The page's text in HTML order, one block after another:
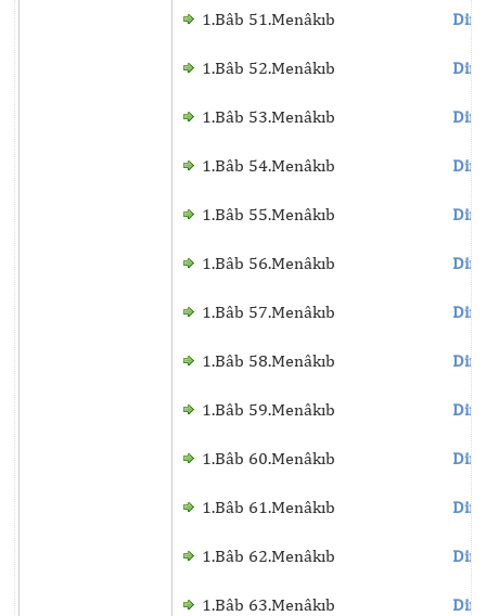
1.Bâb 51.Menâkıb
1.Bâb 52.Menâkıb
1.Bâb 53.Menâkıb
1.Bâb 54.Menâkıb
1.Bâb 55.Menâkıb
1.Bâb 56.Menâkıb
1.Bâb 57.Menâkıb
1.Bâb 58.Menâkıb
1.Bâb 59.Menâkıb
1.Bâb 60.Menâkıb
1.Bâb 61.Menâkıb
1.Bâb 62.Menâkıb
1.Bâb 63.Menâkıb